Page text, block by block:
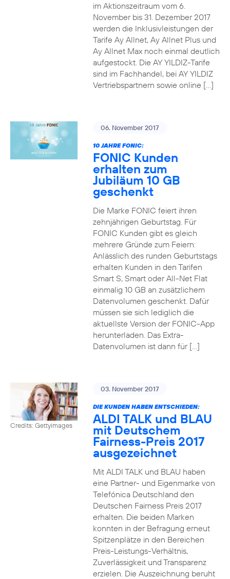
im Aktionszeitraum vom 6.
November bis 31. Dezember 2017
werden die Inklusivleistungen der
Tarife Ay Allnet, Ay Allnet Plus und
Ay Allnet Max noch einmal deutlich
aufgestockt. Die AY YILDIZ-Tarife
sind im Fachhandel, bei AY YILDIZ
Vertriebspartnern sowie online […]
06. November 2017
10 JAHRE FONIC:
FONIC Kunden
erhalten zum
Jubiläum 10 GB
geschenkt
Die Marke FONIC feiert ihren
zehnjährigen Geburtstag. Für
FONIC Kunden gibt es gleich
mehrere Gründe zum Feiern:
Anlässlich des runden Geburtstags
erhalten Kunden in den Tarifen
Smart S, Smart oder All-Net Flat
einmalig 10 GB an zusätzlichem
Datenvolumen geschenkt. Dafür
müssen sie sich lediglich die
aktuellste Version der FONIC-App
herunterladen. Das Extra-
Datenvolumen ist dann für […]
Credits: Gettyimages
03. November 2017
DIE KUNDEN HABEN ENTSCHIEDEN:
ALDI TALK und BLAU
mit Deutschem
Fairness-Preis 2017
ausgezeichnet
Mit ALDI TALK und BLAU haben
eine Partner- und Eigenmarke von
Telefónica Deutschland den
Deutschen Fairness Preis 2017
erhalten. Die beiden Marken
konnten in der Befragung erneut
Spitzenplätze in den Bereichen
Preis-Leistungs-Verhältnis,
Zuverlässigkeit und Transparenz
erzielen. Die Auszeichnung beruht